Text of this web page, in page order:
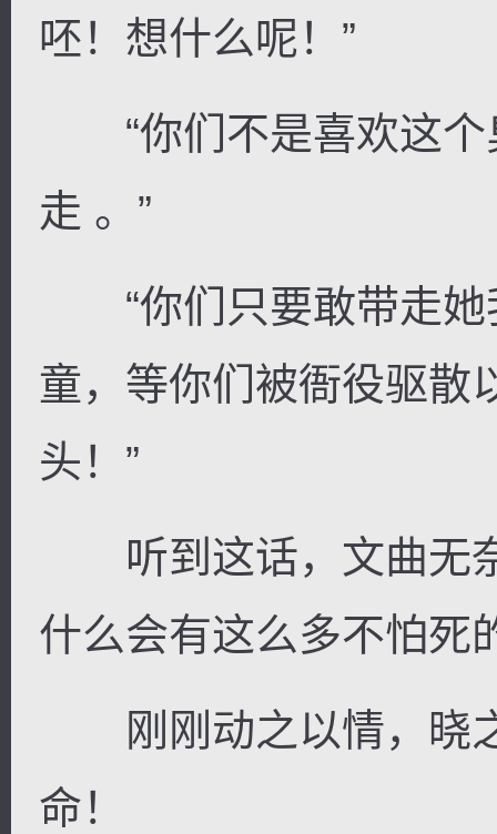
呸！想什么呢！”
“你们不是喜欢这个
走 。”
“你们只要敢带走她
童，等你们被衙役驱散
头！”
听到这话，文曲无
什么会有这么多不怕死
刚刚动之以情，晓
命！